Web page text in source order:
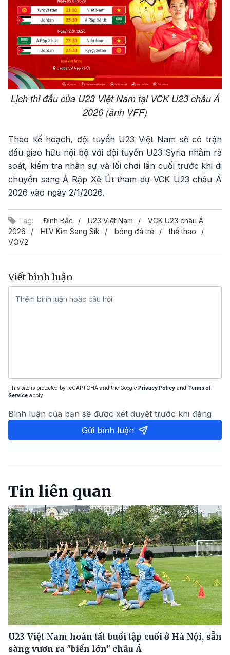
Lịch thi đấu của U23 Việt Nam tại VCK U23 châu Á
2026 (ảnh VFF)
Theo kế hoạch, đội tuyển U23 Việt Nam sẽ có trận
đấu giao hữu nội bộ với đội tuyển U23 Syria nhằm rà
soát, kiểm tra nhân sự và lối chơi lần cuối trước khi di
chuyển sang Ả Rập Xê Út tham dự VCK U23 châu Á
2026 vào ngày 2/1/2026.
Tag: Đình Bắc U23 Việt Nam
VCK U23 châu Á
2026
HLV Kim Sang Sik bóng đá trẻ
thể thao
VOV2
Viết bình luận
This site is protected by reCAPTCHA and the Google Privacy Policy and Terms of
Service apply.
Bình luận của bạn sẽ được xét duyệt trước khi đăng
Gửi bình luận
Tin liên quan
U23 Việt Nam hoàn tất buổi tập cuối ở Hà Nội, sẵn
sàng vươn ra "biển lớn" châu Á